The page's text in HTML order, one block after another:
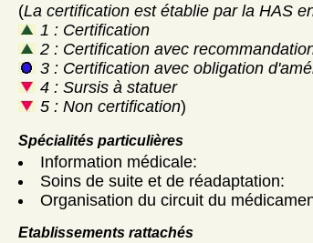
(La certification est établie par la HAS
1 : Certification
2 : Certification avec
3 : Certification avec obligation
4 : Sursis à statuer
5 : Non certification)
Spécialités particulières
Information médicale:
Soins de suite et de réadaptation:
Organisation du circuit du
Etablissements rattachés